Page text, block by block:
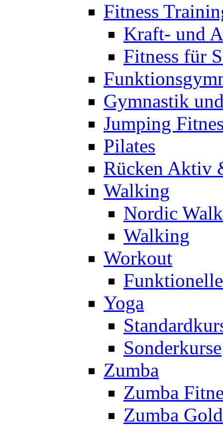
Fitness
Kraft- und
Fitness für
Gymnastik
Jumping
Pilates
Rücken Aktiv
Walking
Nordic
Walking
Workout
Yoga
Sonderkurse
Zumba
Zumba
Zumba Gold